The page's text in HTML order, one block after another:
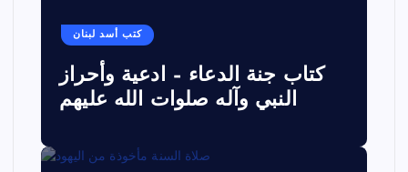
كتب أسد لبنان
كتاب جنة الدعاء – ادعية وأحراز
النبي وآله صلوات الله عليهم